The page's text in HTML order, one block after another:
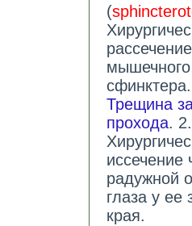
(
рассечение
мышечного
Трещина
прохода. 2.
иссечение
радужной
глаза у ее
края.